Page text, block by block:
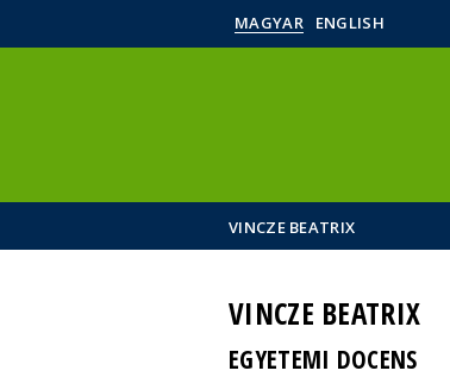
MAGYAR ENGLISH
VINCZE BEATRIX
VINCZE BEATRIX
EGYETEMI DOCENS